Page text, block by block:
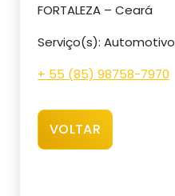
FORTALEZA – Ceará
Serviço(s): Automotivo
+ 55 (85) 98758-7970
VOLTAR